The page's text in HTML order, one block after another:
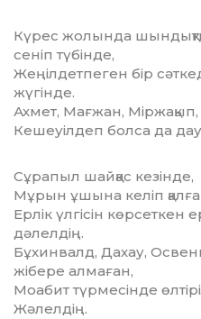
Күрес жолында
сеніп түбінде,
Жеңілдетпеген бір
жүгінде.
Ахмет, Мағжан,
Кешеуілдеп болса да
Сұрапыл шайқас кезінде,
Мұрын ұшына келіп
Ерлік үлгісін көрсеткен
дәлелдің.
Бұхинвалд, Дахау,
жібере алмаған,
Моабит түрмесінде
Жәлелдің.